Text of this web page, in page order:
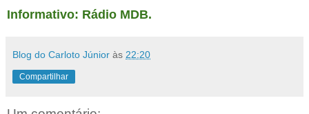
Informativo: Rádio MDB.
Blog do Carloto Júnior às 22:20
Compartilhar